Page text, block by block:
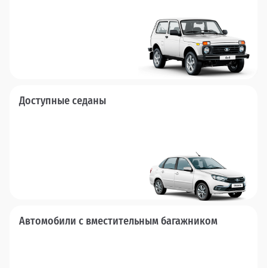
Доступные седаны
Автомобили с вместительным багажником